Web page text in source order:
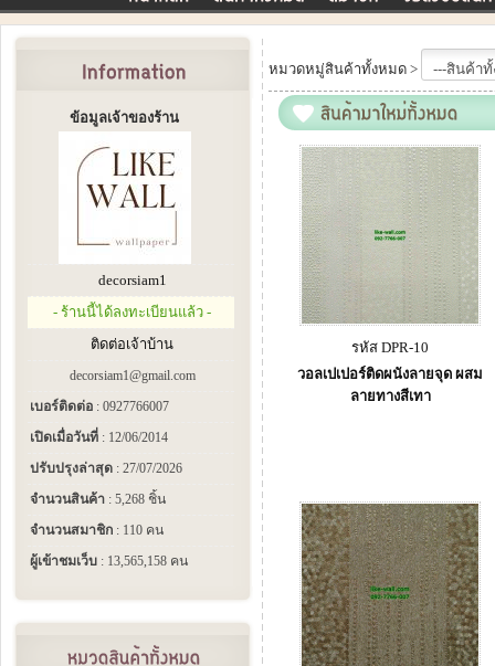
ข้อมูลเจ้าของร้าน
decorsiam1
- ร้านนี้ได้ลงทะเบียนแล้ว -
ติดต่อเจ้าบ้าน
decorsiam1@gmail.com
เบอร์ติดต่อ : 0927766007
เปิดเมื่อวันที่ : 12/06/2014
ปรับปรุงล่าสุด : 27/07/2026
จำนวนสินค้า : 5,268 ชิ้น
จำนวนสมาชิก : 110 คน
ผู้เข้าชมเว็บ : 13,565,158 คน
หมวดหมู่สินค้าทั้งหมด >
รหัส DPR-10
วอลเปเปอร์ติดผนังลายจุด ผสม
ลายทางสีเทา